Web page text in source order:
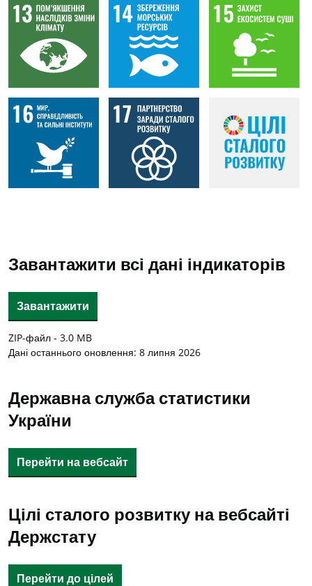
Завантажити всі дані індикаторів
Завантажити
ZIP-файл - 3.0 MB
Дані останнього оновлення: 8 липня 2026
Державна служба статистики
України
Перейти на вебсайт
Цілі сталого розвитку на вебсайті
Держстату
Перейти до цілей